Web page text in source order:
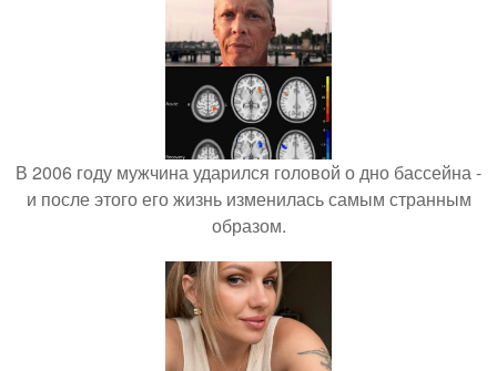
В 2006 году мужчина ударился головой о дно бассейна -
и после этого его жизнь изменилась самым странным
образом.